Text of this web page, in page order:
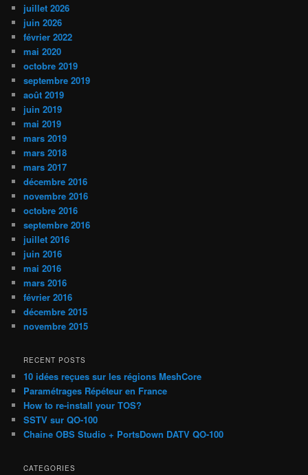
juillet 2026
juin 2026
février 2022
mai 2020
octobre 2019
septembre 2019
août 2019
juin 2019
mai 2019
mars 2019
mars 2018
mars 2017
décembre 2016
novembre 2016
octobre 2016
septembre 2016
juillet 2016
juin 2016
mai 2016
mars 2016
février 2016
décembre 2015
novembre 2015
RECENT POSTS
10 idées reçues sur les régions MeshCore
Paramétrages Répéteur en France
How to re-install your TOS?
SSTV sur QO-100
Chaine OBS Studio + PortsDown DATV QO-100
CATEGORIES